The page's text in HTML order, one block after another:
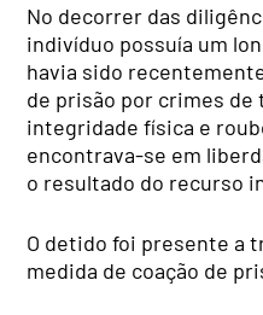
No decorrer das
indivíduo possuía um
havia sido
de prisão por crimes de
integridade física e
encontrava-se em
o resultado do recurso
O detido foi presente a
medida de coação de